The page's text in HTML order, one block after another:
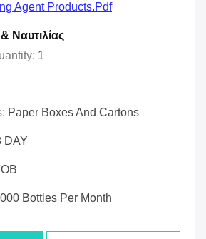
Agent Products.pdf
Ναυτιλίας
1
Paper Boxes And Cartons
DAY
Bottles Per Month